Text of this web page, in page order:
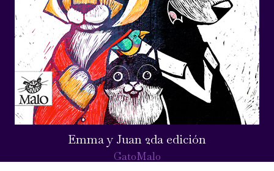
Emma y Juan 2da edición
GatoMalo